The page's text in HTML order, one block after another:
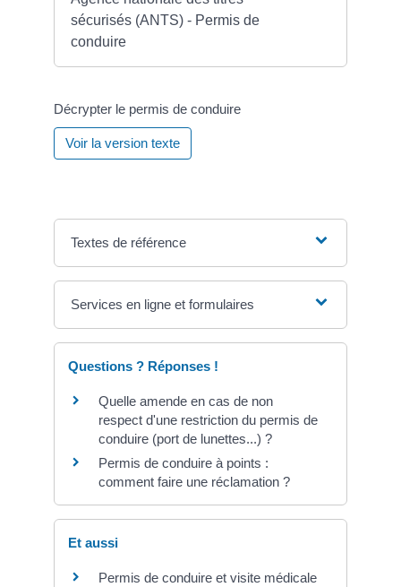
sécurisés (ANTS) - Permis de
conduire
Décrypter le permis de conduire
Voir la version texte
Textes de référence
Services en ligne et formulaires
Questions ? Réponses !
Quelle amende en cas de non
respect d'une restriction du permis de
conduire (port de lunettes...) ?
Permis de conduire à points :
comment faire une réclamation ?
Et aussi
Permis de conduire et visite médicale